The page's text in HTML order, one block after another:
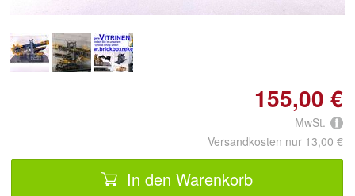
155,00 €
MwSt.
Versandkosten nur 13,00 €
In den Warenkorb